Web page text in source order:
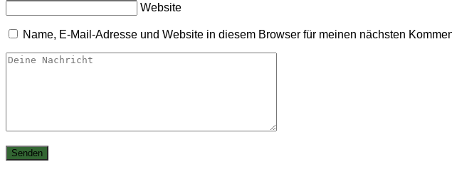
Website
Name, E-Mail-Adresse und Website in diesem Browser für meinen nächsten